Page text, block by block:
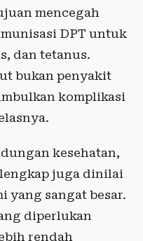
mencegah
DPT untuk
dan tetanus.
bukan penyakit
komplikasi
kesehatan,
juga dinilai
yang sangat besar.
diperlukan
rendah